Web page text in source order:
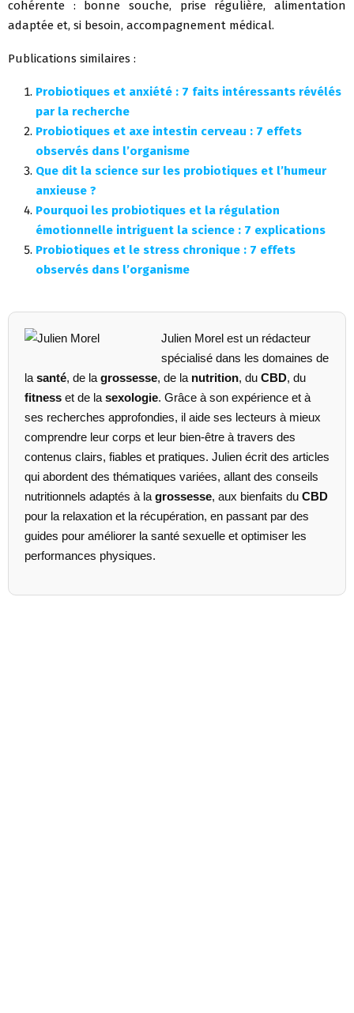
cohérente : bonne souche, prise régulière, alimentation
adaptée et, si besoin, accompagnement médical.
Publications similaires :
Probiotiques et anxiété : 7 faits intéressants révélés
par la recherche
Probiotiques et axe intestin cerveau : 7 effets
observés dans l’organisme
Que dit la science sur les probiotiques et l’humeur
anxieuse ?
Pourquoi les probiotiques et la régulation
émotionnelle intriguent la science : 7 explications
Probiotiques et le stress chronique : 7 effets
observés dans l’organisme
Julien Morel est un rédacteur
spécialisé dans les domaines de
la santé, de la grossesse, de la nutrition, du CBD, du
fitness et de la sexologie. Grâce à son expérience et à
ses recherches approfondies, il aide ses lecteurs à mieux
comprendre leur corps et leur bien-être à travers des
contenus clairs, fiables et pratiques. Julien écrit des articles
qui abordent des thématiques variées, allant des conseils
nutritionnels adaptés à la grossesse, aux bienfaits du CBD
pour la relaxation et la récupération, en passant par des
guides pour améliorer la santé sexuelle et optimiser les
performances physiques.